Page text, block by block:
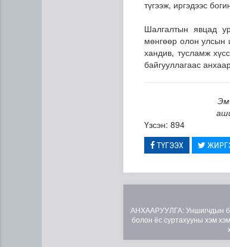
түгээж, иргэдээс
Шалгалтын явцад
мөнгөөр олон улсын
хандив, тусламж
байгууллагаас
Үзсэн: 894
ТҮГЭЭХ
АНХААРУУЛГА: Уншигчдын
болон ёс суртахууны хэм